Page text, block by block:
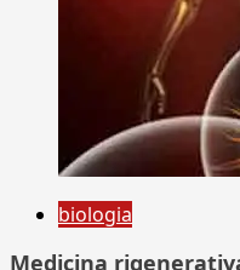
biologia
Medicina